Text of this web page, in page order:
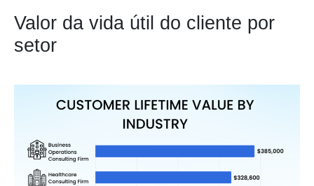
Valor da vida útil do cliente por
setor